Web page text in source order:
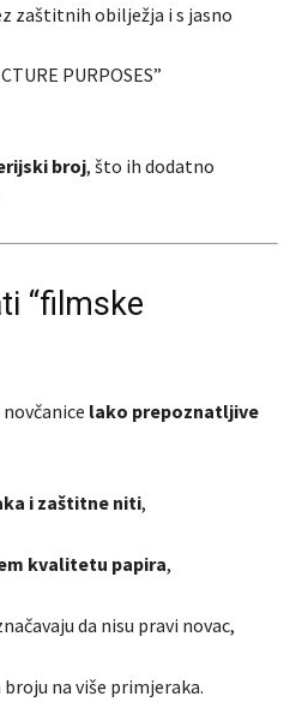
zaštitnih obilježja i s jasno
PURPOSES”
broj, što ih dodatno
“filmske
lako prepoznatljive
i zaštitne niti,
kvalitetu papira,
da nisu pravi novac,
na više primjeraka.